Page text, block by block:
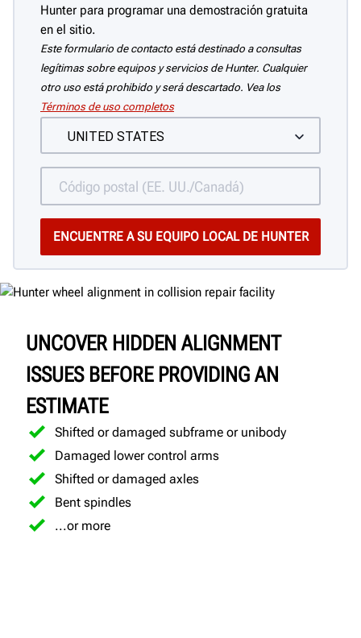
Hunter para programar una demostración gratuita
en el sitio.
Este formulario de contacto está destinado a consultas
legítimas sobre equipos y servicios de Hunter. Cualquier
otro uso está prohibido y será descartado. Vea los
Términos de uso completos
UNCOVER HIDDEN ALIGNMENT
ISSUES BEFORE PROVIDING AN
ESTIMATE
Shifted or damaged subframe or unibody
Damaged lower control arms
Shifted or damaged axles
Bent spindles
...or more